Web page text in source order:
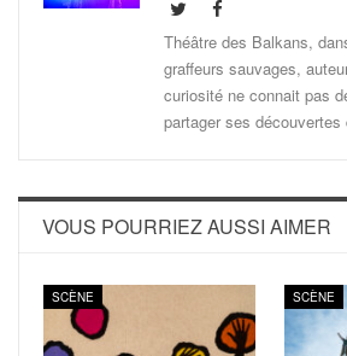
Théâtre des Balkans,
graffeurs sauvages,
curiosité ne connait pas
partager ses découvertes
VOUS POURRIEZ AUSSI AIMER
SCÈNE SCÈNE